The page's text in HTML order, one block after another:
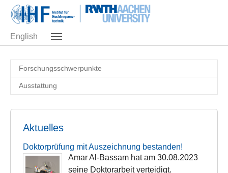
Skip to main navigation
Zum Hauptinhalt springen
Skip to page footer
English
Forschungsschwerpunkte
Ausstattung
Aktuelles
Doktorprüfung mit Auszeichnung bestanden!
Amar Al-Bassam hat am 30.08.2023
seine Doktorarbeit verteidigt.